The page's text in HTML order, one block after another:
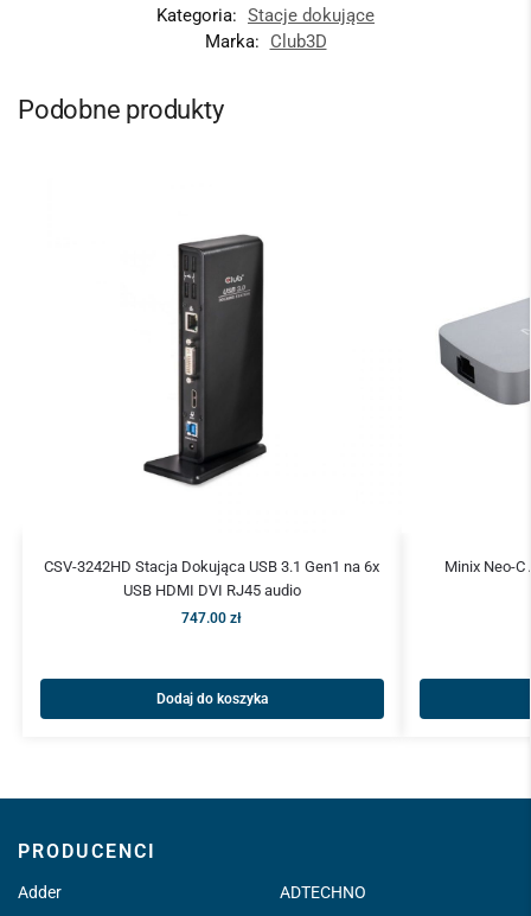
Kategoria: Stacje dokujące
Marka:
Club3D
Podobne produkty
CSV-3242HD Stacja Dokująca USB 3.1 Gen1 na 6x
USB HDMI DVI RJ45 audio
747.00zł
Dodaj do koszyka
Minix Neo-C
PRODUCENCI
Adder
ADTECHNO